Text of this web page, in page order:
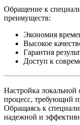
Обращение к
преимуществ:
Экономия
Высокое
Гарантия
Доступ к
Настройка
процесс, требующий
Обращаясь к
надежной и